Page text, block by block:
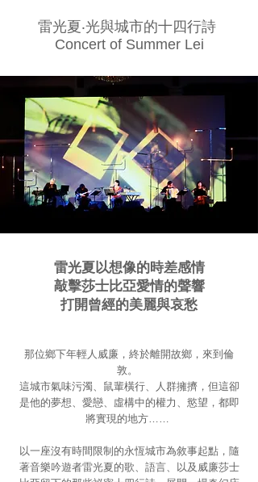
雷光夏‧光與城市的十四行詩
Concert of Summer Lei
雷光夏以想像的時差感情
敲擊莎士比亞愛情的聲響
打開曾經的美麗與哀愁
那位鄉下年輕人威廉，終於離開故鄉，來到倫
敦。
這城市氣味污濁、鼠輩橫行、人群擁擠，但這卻
是他的夢想、 愛戀、虛構中的權力、慾望，都即
將實現的地方……
以一座沒有時間限制的永恆城市為敘事起點，隨
著音樂吟遊者雷光夏的歌、語言、以及威廉莎士